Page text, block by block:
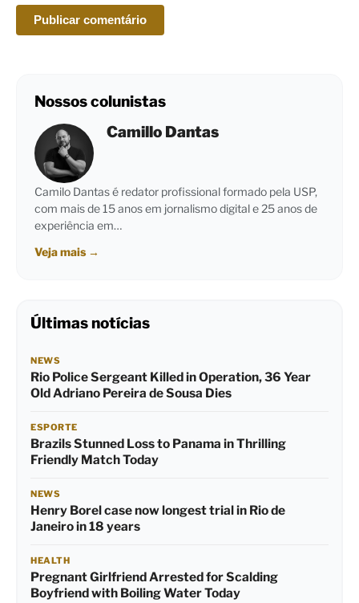
Nossos colunistas
Camillo Dantas
Camilo Dantas é redator profissional formado pela USP,
com mais de 15 anos em jornalismo digital e 25 anos de
experiência em…
Veja mais →
Últimas notícias
NEWS
Rio Police Sergeant Killed in Operation, 36 Year
Old Adriano Pereira de Sousa Dies
ESPORTE
Brazils Stunned Loss to Panama in Thrilling
Friendly Match Today
NEWS
Henry Borel case now longest trial in Rio de
Janeiro in 18 years
HEALTH
Pregnant Girlfriend Arrested for Scalding
Boyfriend with Boiling Water Today